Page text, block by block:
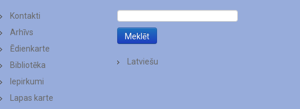
Kontakti
Arhīvs
Ēdienkarte
Bibliotēka
Iepirkumi
Lapas karte
Latviešu